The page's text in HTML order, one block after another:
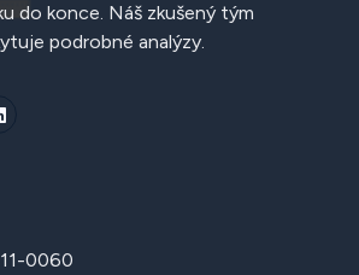
do konce. Náš zkušený tým
podrobné analýzy.
0060